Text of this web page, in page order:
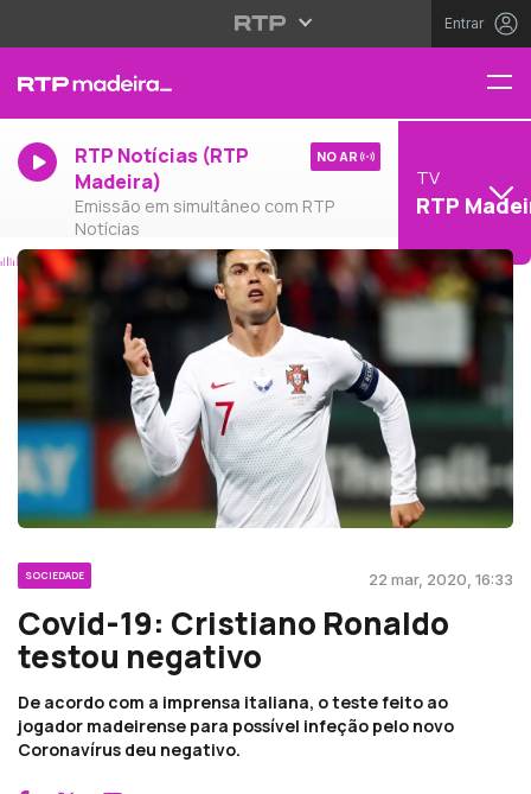
Entrar
RTP Notícias (RTP
Madeira)
Emissão em simultâneo com RTP
Notícias
NO AR
TV
RTP
SOCIEDADE 22 mar, 2020, 16:33
Covid-19: Cristiano Ronaldo
testou negativo
De acordo com a imprensa italiana, o teste feito ao
jogador madeirense para possível infeção pelo novo
Coronavírus deu negativo.